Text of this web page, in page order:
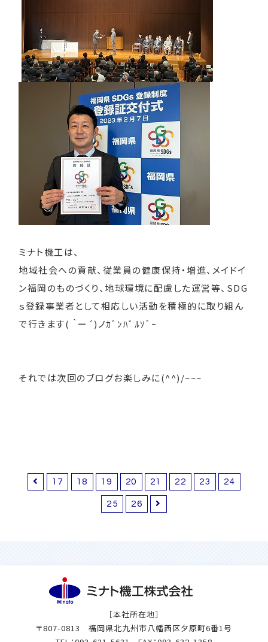
ミナト機工は、
地域社会への貢献、従業員の健康保持・増進、メイドイ
ン福岡のものづくり、地球環境に配慮した運営等、SDG
ｓ登録事業者として相応しい活動を積極的に取り組ん
で行きます( ｀ー´)ノｶﾞﾝﾊﾞﾙｿﾞｰ
それでは次回のブログお楽しみに(^^)/~~~
17 18 19 20 21 22 23 24
25 26
［本社所在地］
〒807-0813 福岡県北九州市八幡西区夕原町6番1号